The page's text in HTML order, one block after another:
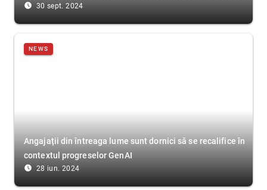
access_time_filled 30 sept. 2024
NEWS
Angajații din întreaga lume sunt dornici să se recalifice în
contextul progreselor GenAI
access_time_filled 28 iun. 2024